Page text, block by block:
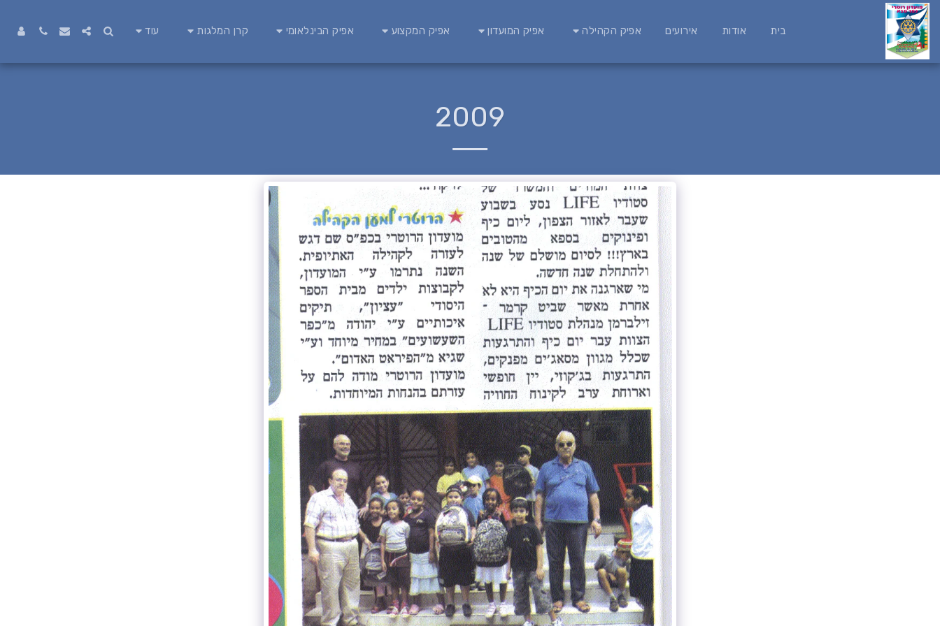
בית אודות אירועים אפיק הקהילה אפיק המועדון אפיק המקצוע אפיק הבינלאומי קרן המלגות עוד
2009